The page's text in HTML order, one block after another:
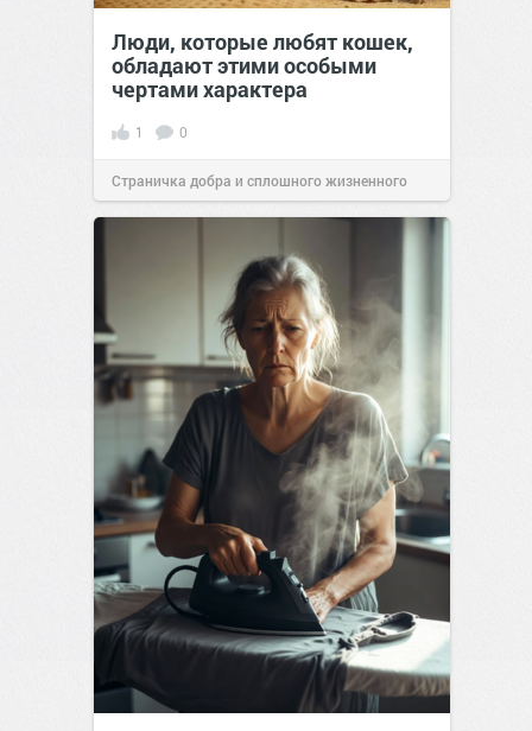
Люди, которые любят кошек,
обладают этими особыми
чертами характера
1 0
Страничка добра и сплошного жизненного
позитива!10:38Сегодня